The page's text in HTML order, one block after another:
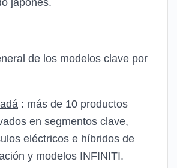
de los modelos clave por
: más de 10 productos
en segmentos clave,
eléctricos e híbridos de
y modelos INFINITI.